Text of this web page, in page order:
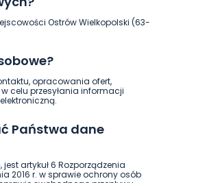
Ostrów Wielkopolski (63-
opracowania ofert,
celu przesyłania informacji
Państwa dane
artykuł 6 Rozporządzenia
2016 r. w sprawie ochrony osób
KORONAWIRUS KULTURA I
ŚWIĘTYCH